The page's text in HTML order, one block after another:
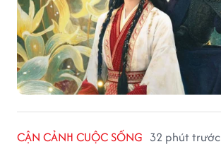
CẬN CẢNH CUỘC SỐNG 32 phút trước